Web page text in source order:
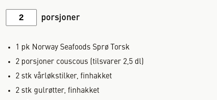
porsjoner
1 pk Norway Seafoods Sprø Torsk
2 porsjoner couscous (tilsvarer 2,5 dl)
2 stk vårløkstilker, finhakket
2 stk gulrøtter, finhakket